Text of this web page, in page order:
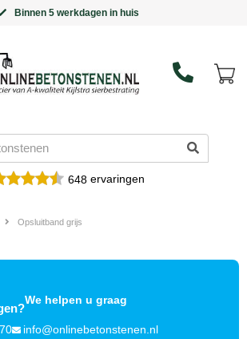
Binnen 5 werkdagen in huis
648ervaringen
Opsluitband grijs
We helpen u graag
info@onlinebetonstenen.nl